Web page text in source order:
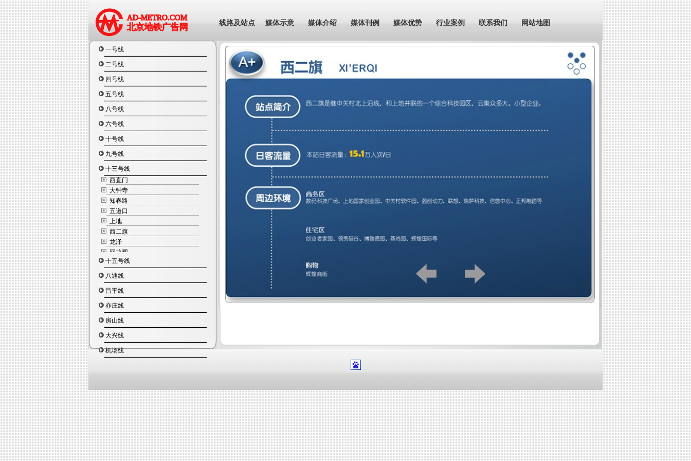
线路及站点 媒体示意 媒体介绍 媒体刊例 媒体优势 行业案例 联系我们 网站地图
一号线
二号线
四号线
五号线
八号线
六号线
十号线
九号线
十三号线
西直门
大钟寺
知春路
五道口
上地
西二旗
龙泽
回龙观
霍营
立水桥
北苑
望京西
芍药居
光熙门
柳芳
东直门
十五号线
八通线
昌平线
亦庄线
房山线
大兴线
机场线